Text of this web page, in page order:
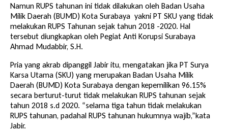
Namun RUPS tahunan ini tidak dilakukan oleh Badan Usaha
Milik Daerah (BUMD) Kota Surabaya yakni PT SKU yang tidak
melakukan RUPS Tahunan sejak tahun 2018 -2020. Hal
tersebut diungkapkan oleh Pegiat Anti Korupsi Surabaya
Ahmad Mudabbir, S.H.
Pria yang akrab dipanggil Jabir itu, mengatakan jika PT Surya
Karsa Utama (SKU) yang merupakan Badan Usaha Milik
Daerah (BUMD) Kota Surabaya dengan kepemilikan 96.15%
secara berturut-turut tidak melakukan RUPS tahunan sejak
tahun 2018 s.d 2020. “selama tiga tahun tidak melakukan
RUPS tahunan, padahal RUPS tahunan hukumnya wajib,”kata
Jabir.